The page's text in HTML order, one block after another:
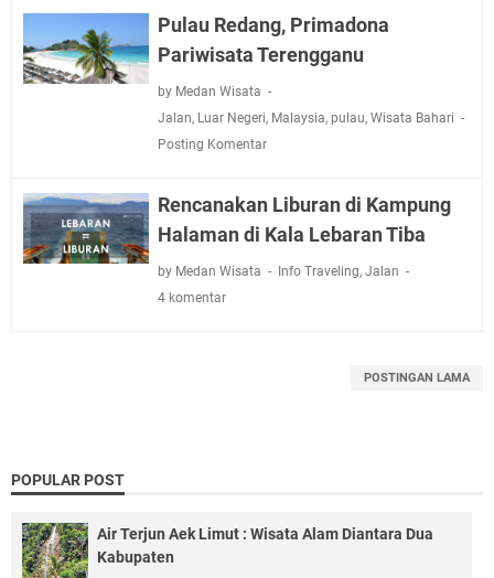
Pulau Redang, Primadona
Pariwisata Terengganu
by Medan Wisata
Jalan, Luar Negeri, Malaysia, pulau, Wisata Bahari
Posting Komentar
Rencanakan Liburan di Kampung
Halaman di Kala Lebaran Tiba
by Medan Wisata Info Traveling, Jalan
4 komentar
POSTINGAN LAMA
POPULAR POST
Air Terjun Aek Limut : Wisata Alam Diantara Dua
Kabupaten